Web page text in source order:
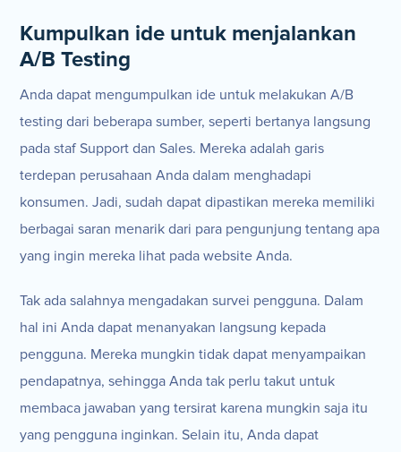
Kumpulkan ide untuk menjalankan
A/B Testing
Anda dapat mengumpulkan ide untuk melakukan A/B
testing dari beberapa sumber, seperti bertanya langsung
pada staf Support dan Sales. Mereka adalah garis
terdepan perusahaan Anda dalam menghadapi
konsumen. Jadi, sudah dapat dipastikan mereka memiliki
berbagai saran menarik dari para pengunjung tentang apa
yang ingin mereka lihat pada website Anda.
Tak ada salahnya mengadakan survei pengguna. Dalam
hal ini Anda dapat menanyakan langsung kepada
pengguna. Mereka mungkin tidak dapat menyampaikan
pendapatnya, sehingga Anda tak perlu takut untuk
membaca jawaban yang tersirat karena mungkin saja itu
yang pengguna inginkan. Selain itu, Anda dapat